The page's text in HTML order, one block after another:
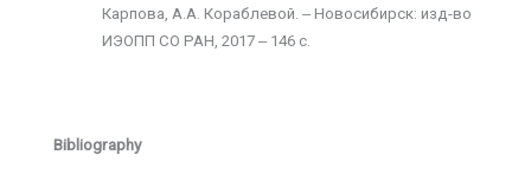
Карпова, А.А. Кораблевой. ‒ Новосибирск: изд-во
ИЭОПП СО РАН, 2017 ‒ 146 с.
Bibliography